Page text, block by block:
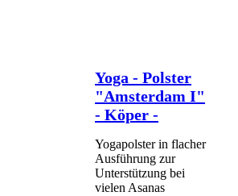
Yoga - Polster
"Amsterdam I"
- Köper -
Yogapolster in flacher
Ausführung zur
Unterstützung bei
vielen Asanas